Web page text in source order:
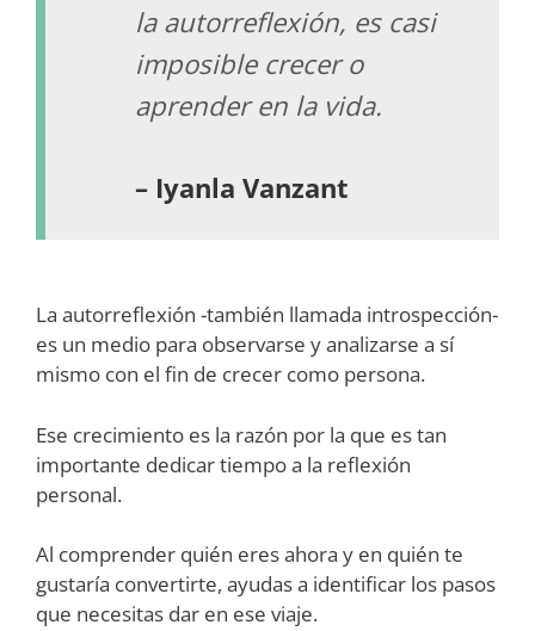
la autorreflexión, es casi
imposible crecer o
aprender en la vida.
– Iyanla Vanzant
La autorreflexión -también llamada introspección-
es un medio para observarse y analizarse a sí
mismo con el fin de crecer como persona.
Ese crecimiento es la razón por la que es tan
importante dedicar tiempo a la reflexión
personal.
Al comprender quién eres ahora y en quién te
gustaría convertirte, ayudas a identificar los pasos
que necesitas dar en ese viaje.